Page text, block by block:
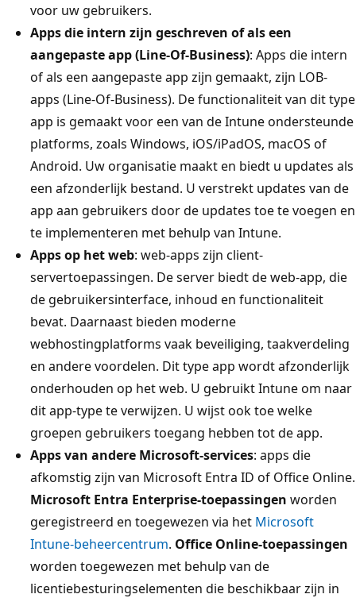
voor uw gebruikers.
Apps die intern zijn geschreven of als een
aangepaste app (Line-Of-Business): Apps die intern
of als een aangepaste app zijn gemaakt, zijn LOB-
apps (Line-Of-Business). De functionaliteit van dit type
app is gemaakt voor een van de Intune ondersteunde
platforms, zoals Windows, iOS/iPadOS, macOS of
Android. Uw organisatie maakt en biedt u updates als
een afzonderlijk bestand. U verstrekt updates van de
app aan gebruikers door de updates toe te voegen en
te implementeren met behulp van Intune.
Apps op het web: web-apps zijn client-
servertoepassingen. De server biedt de web-app, die
de gebruikersinterface, inhoud en functionaliteit
bevat. Daarnaast bieden moderne
webhostingplatforms vaak beveiliging, taakverdeling
en andere voordelen. Dit type app wordt afzonderlijk
onderhouden op het web. U gebruikt Intune om naar
dit app-type te verwijzen. U wijst ook toe welke
groepen gebruikers toegang hebben tot de app.
Apps van andere Microsoft-services: apps die
afkomstig zijn van Microsoft Entra ID of Office Online.
Microsoft Entra Enterprise-toepassingen worden
geregistreerd en toegewezen via het Microsoft
Intune-beheercentrum. Office Online-toepassingen
worden toegewezen met behulp van de
licentiebesturingselementen die beschikbaar zijn in